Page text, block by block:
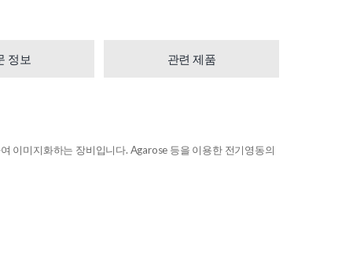
정보 관련 제품
이미지화하는 장비입니다. Agarose 등을 이용한 전기영동의